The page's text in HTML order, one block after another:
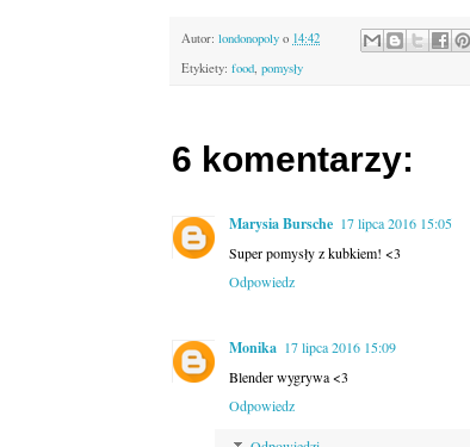
Autor: londonopoly o 14:42
Etykiety: food, pomysły
6 komentarzy:
Marysia Bursche 17 lipca 2016 15:05
Super pomysły z kubkiem! <3
Odpowiedz
Monika 17 lipca 2016 15:09
Blender wygrywa <3
Odpowiedz